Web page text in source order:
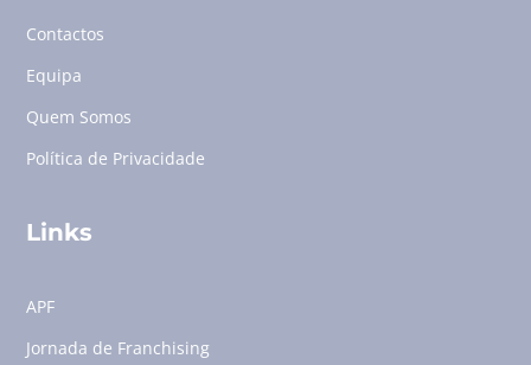
Contactos
Equipa
Quem Somos
Política de Privacidade
Links
APF
Jornada de Franchising